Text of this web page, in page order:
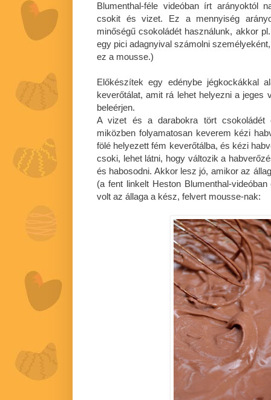
Blumenthal-féle videóban írt arányoktól
csokit és vizet. Ez a mennyiség
minőségű csokoládét használunk, akkor
egy pici adagnyival számolni
ez a mousse.)
Előkészítek egy edénybe jégkockákkal
keverőtálat, amit rá lehet helyezni a jeges
beleérjen.
A vizet és a darabokra tört csokoládét
miközben folyamatosan keverem kézi
fölé helyezett fém keverőtálba, és kézi
csoki, lehet látni, hogy változik a
és habosodni. Akkor lesz jó, amikor az
(a fent linkelt Heston Blumenthal-
volt az állaga a kész, felvert mousse-nak: